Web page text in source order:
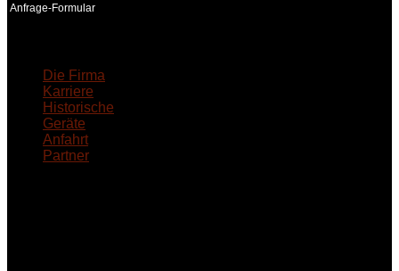
Anfrage-Formular
Die Firma
Karriere
Historische
Geräte
Anfahrt
Partner